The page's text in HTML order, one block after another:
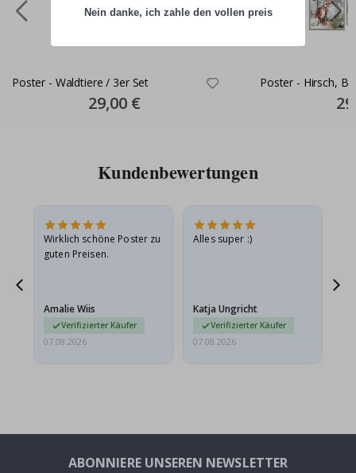
Poster - Waldtiere / 3er Set
Special
Price
29,00 €
Poster - Hirsch,
Kundenbewertungen
Wirklich schöne Poster zu
guten Preisen.
Amalie Wiis
Verifizierter Käufer
07.08.2026
Alles super :)
Katja Ungricht
Verifizierter Käufer
07.08.2026
ABONNIERE UNSEREN NEWSLETTER
Nein danke, ich zahle den vollen preis